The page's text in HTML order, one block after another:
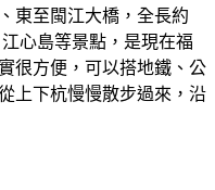
東至閩江大橋，全長約
心島等景點，是現在福
很方便，可以搭地鐵、公
上下杭慢慢散步過來，沿